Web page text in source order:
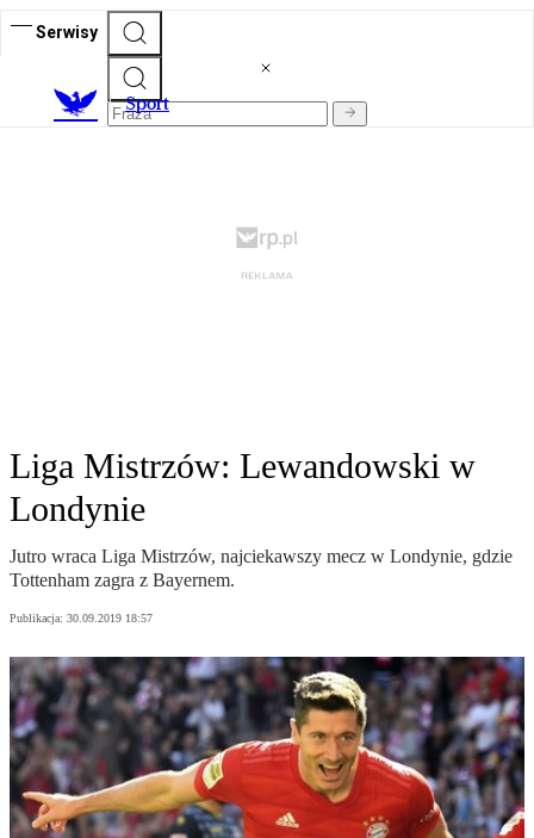
Serwisy
Sport
Liga Mistrzów: Lewandowski w
Londynie
Jutro wraca Liga Mistrzów, najciekawszy mecz w Londynie, gdzie
Tottenham zagra z Bayernem.
Publikacja: 30.09.2019 18:57